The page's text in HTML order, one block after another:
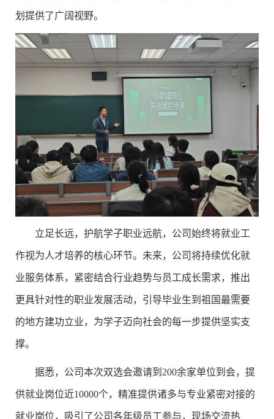
划提供了广阔视野。
立足长远，护航学子职业远航，公司始终将就业工
作视为人才培养的核心环节。未来，公司将持续优化就
业服务体系，紧密结合行业趋势与员工成长需求，推出
更具针对性的职业发展活动，引导毕业生到祖国最需要
的地方建功立业，为学子迈向社会的每一步提供坚实支
撑。
据悉，公司本次双选会邀请到200余家单位到会，提
供就业岗位近10000个，精准提供诸多与专业紧密对接的
就业岗位，吸引了公司各年级员工参与，现场交流热